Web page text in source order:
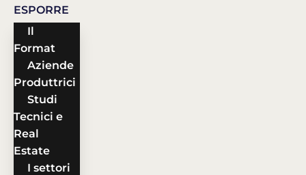
ESPORRE
Il
Format
Aziende
Produttrici
Studi
Tecnici e
Real
Estate
I settori